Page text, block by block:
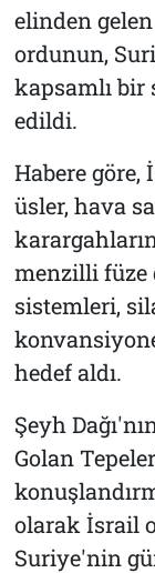
elinden
ordunun,
kapsamlı bir
edildi.
Habere göre,
üsler, hava
menzilli füze
sistemleri,
hedef aldı.
Şeyh
Golan
olarak İsrail
Suriye'nin